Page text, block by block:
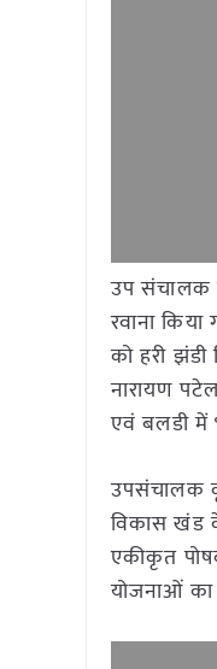
उप संचालक
रवाना
को हरी
नारायण
एवं बलडी में
उपसंचालक
विकास खंड
एकीकृत
योजनाओं का